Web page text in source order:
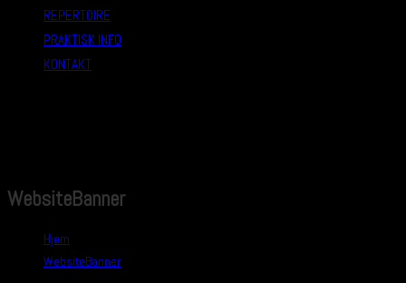
REPERTOIRE
PRAKTISK INFO
KONTAKT
WebsiteBanner
Hjem
WebsiteBanner